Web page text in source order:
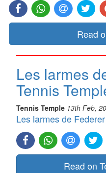
Read
Les larmes
Tennis
Tennis Temple 13th Feb,
Les larmes de Federer
Read on